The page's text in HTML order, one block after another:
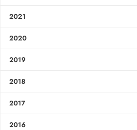
2021
2020
2019
2018
2017
2016